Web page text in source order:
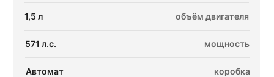
1,5 л объём двигателя
571 л.с. мощность
Автомат коробка